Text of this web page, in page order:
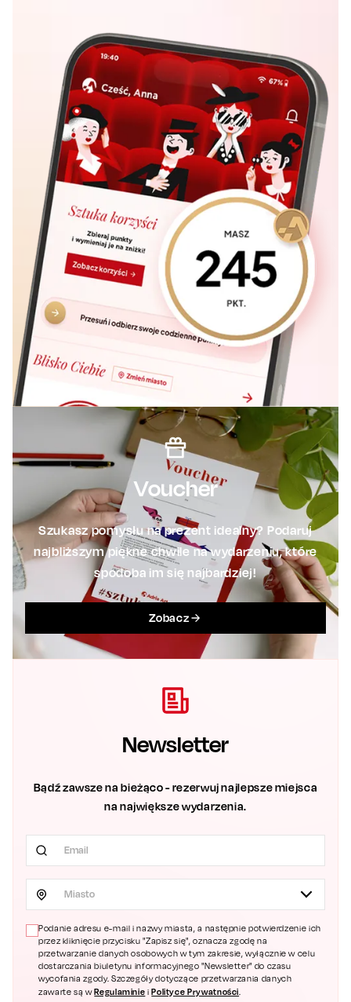
Voucher
Szukasz pomysłu na prezent idealny? Podaruj
najbliższym piękne chwile na wydarzeniu, które
spodoba im się najbardziej!
Zobacz
Newsletter
Bądź zawsze na bieżąco - rezerwuj najlepsze miejsca
na największe wydarzenia.
Miasto
Podanie adresu e-mail i nazwy miasta, a następnie potwierdzenie ich
przez kliknięcie przycisku "Zapisz się", oznacza zgodę na
przetwarzanie danych osobowych w tym zakresie, wyłącznie w celu
dostarczania biuletynu informacyjnego "Newsletter" do czasu
wycofania zgody. Szczegóły dotyczące przetwarzania danych
zawarte są wRegulaminie iPolityce Prywatności.